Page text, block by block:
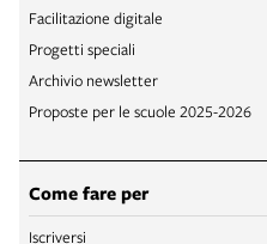
Facilitazione digitale
Progetti speciali
Archivio newsletter
Proposte per le scuole 2025-2026
Come fare per
Iscriversi